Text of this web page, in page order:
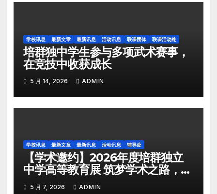
学校讯息 最新文章 最新讯息 活动讯息 联课团体 联课活动处
培群独中学生参与多项武术赛事，
在竞技中收获成长
5 月 14, 2026 ADMIN
学校讯息 最新文章 最新讯息 活动讯息 辅导处
【学术邀约】2026年度培群独立
中学高等教育展 筑梦学术之路，共
绘育人蓝图
5 月 7, 2026 ADMIN